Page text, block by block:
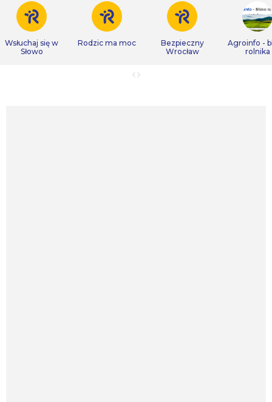
Wsłuchaj się w
Słowo
Rodzic ma moc
Bezpieczny
Wrocław
Agroinfo -
rolnika